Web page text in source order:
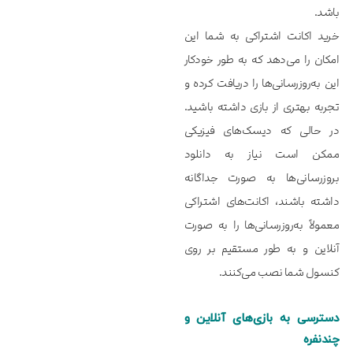
باشد.
خرید اکانت اشتراکی به شما این
امکان را می‌دهد که به طور خودکار
این به‌روزرسانی‌ها را دریافت کرده و
تجربه بهتری از بازی داشته باشید.
در حالی که دیسک‌های فیزیکی
ممکن است نیاز به دانلود
بروزرسانی‌ها به صورت جداگانه
داشته باشند، اکانت‌های اشتراکی
معمولاً به‌روزرسانی‌ها را به صورت
آنلاین و به طور مستقیم بر روی
کنسول شما نصب می‌کنند.
دسترسی به بازی‌های آنلاین و
چندنفره